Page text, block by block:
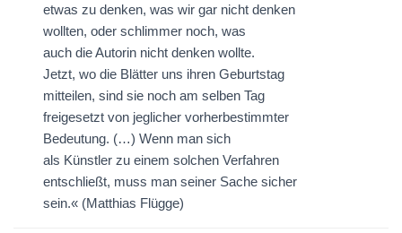
etwas zu denken, was wir gar nicht denken
wollten, oder schlimmer noch, was
auch die Autorin nicht denken wollte.
Jetzt, wo die Blätter uns ihren Geburtstag
mitteilen, sind sie noch am selben Tag
freigesetzt von jeglicher vorherbestimmter
Bedeutung. (…) Wenn man sich
als Künstler zu einem solchen Verfahren
entschließt, muss man seiner Sache sicher
sein.« (Matthias Flügge)